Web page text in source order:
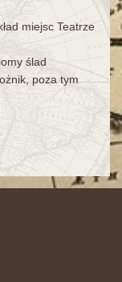
miejsc Teatrze
ślad
poza tym